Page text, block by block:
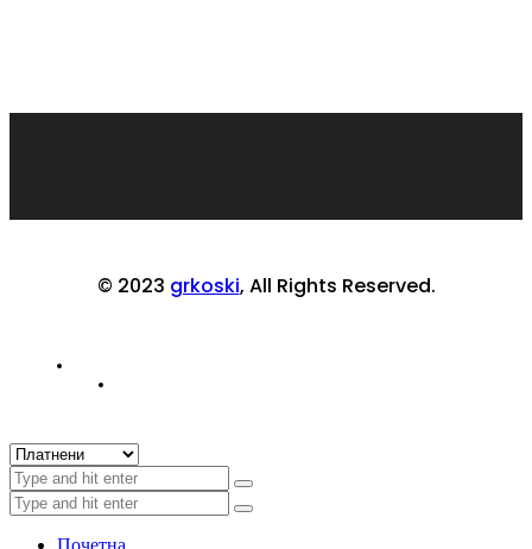
© 2023 grkoski, All Rights Reserved.